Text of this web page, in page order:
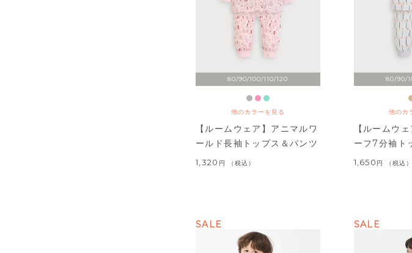
80/90/100/110/120
他のカラーを見る
【ルームウェア】アニマルワ
ールド長袖トップス＆パンツ
1,320 税込
80/90/
他のカ
【ルームウ
ーフ7分袖ト
1,650 税込
SALE SALE